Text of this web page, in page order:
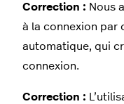
Correction : Nous
à la connexion par
automatique, qui
connexion.
Correction :